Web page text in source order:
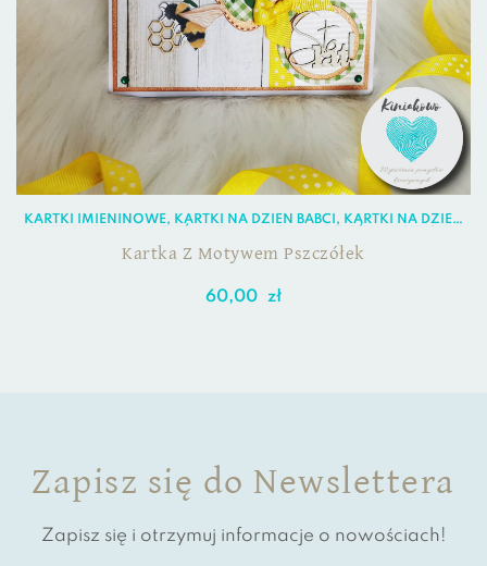
KARTKI IMIENINOWE, KARTKI NA DZIEŃ BABCI , KARTKI NA DZIEŃ
KARTKI OKOLICZNOŚCIOWE
Kartka Z Motywem Pszczółek
60,00 zł
Zapisz się do Newslettera
Zapisz się i otrzymuj informacje o nowościach!